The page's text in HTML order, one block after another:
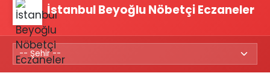
İstanbul Beyoğlu Nöbetçi Eczaneler